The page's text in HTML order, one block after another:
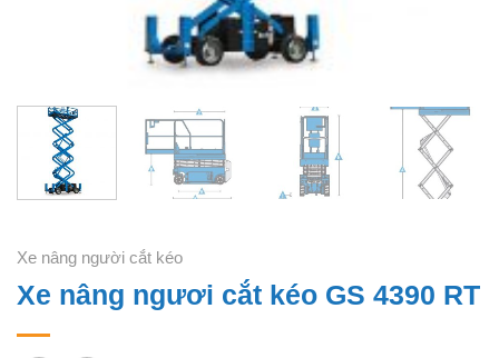
Xe nâng người cắt kéo
Xe nâng ngươi cắt kéo GS 4390 RT